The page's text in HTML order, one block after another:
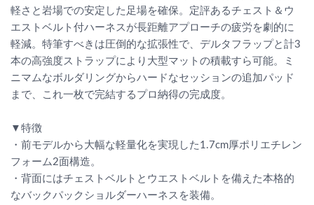
軽さと岩場での安定した足場を確保。定評あるチェスト＆ウ
エストベルト付ハーネスが長距離アプローチの疲労を劇的に
軽減。特筆すべきは圧倒的な拡張性で、デルタフラップと計3
本の高強度ストラップにより大型マットの積載すら可能。ミ
ニマムなボルダリングからハードなセッションの追加パッド
まで、これ一枚で完結するプロ納得の完成度。
▼特徴
・前モデルから大幅な軽量化を実現した1.7cm厚ポリエチレン
フォーム2面構造。
・背面にはチェストベルトとウエストベルトを備えた本格的
なバックパックショルダーハーネスを装備。